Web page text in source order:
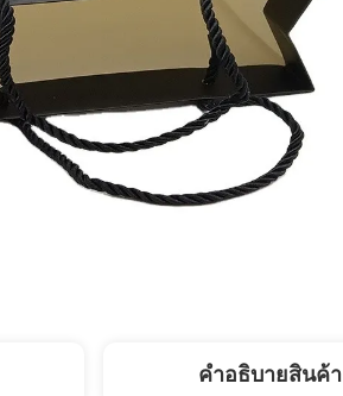
คําอธิบายสินค้า